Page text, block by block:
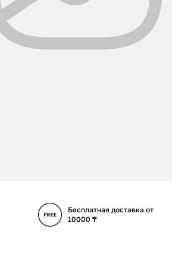
Бесплатная доставка от
10000 ₸